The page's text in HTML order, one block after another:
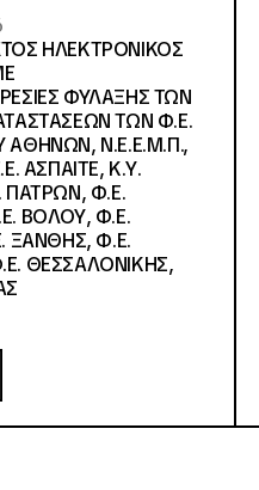
ΗΛΕΚΤΡΟΝΙΚΟΣ
ΦΥΛΑΞΗΣ ΤΩΝ
ΤΩΝ Φ.Ε.
ΑΘΗΝΩΝ, Ν.Ε.Ε.Μ.Π.,
ΑΣΠΑΙΤΕ, Κ.Υ.
ΠΑΤΡΩΝ, Φ.Ε.
ΒΟΛΟΥ, Φ.Ε.
ΞΑΝΘΗΣ, Φ.Ε.
ΘΕΣΣΑΛΟΝΙΚΗΣ,